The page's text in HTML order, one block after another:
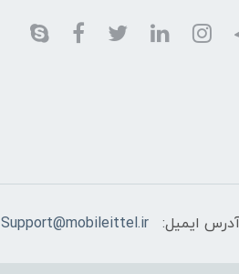
ایمیل: Support@mobileittel.ir